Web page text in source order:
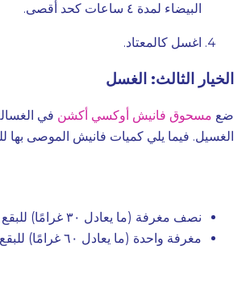
البيضاء لمدة ٤ ساعات كحد أقصى.
اغسل كالمعتاد.
الخيار الثالث: الغسل
ضع مسحوق فانيش أوكسي أكشن في
الغسيل. فيما يلي كميات فانيش الموصى بها
نصف مغرفة (ما يعادل ٣٠ غرامًا) للبقع العادية.
مغرفة واحدة (ما يعادل ٦٠ غرامًا) للبقع الصعبة والجافة.